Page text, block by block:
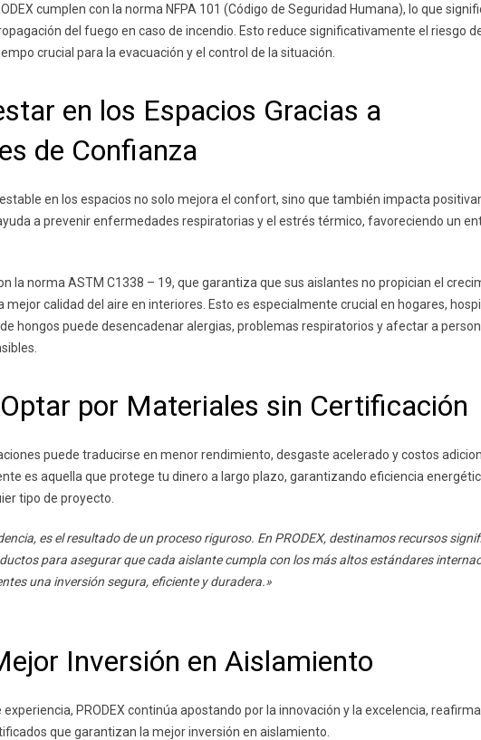
cumplen con la norma NFPA 101 (Código de Seguridad Humana), lo que
del fuego en caso de incendio. Esto reduce significativamente el riesgo
crucial para la evacuación y el control de la situación.
en los Espacios Gracias a
de Confianza
en los espacios no solo mejora el confort, sino que también impacta
a prevenir enfermedades respiratorias y el estrés térmico, favoreciendo un
la norma ASTM C1338 – 19, que garantiza que sus aislantes no propician el
mejor calidad del aire en interiores. Esto es especialmente crucial en hogares,
hongos puede desencadenar alergias, problemas respiratorios y afectar a
por Materiales sin Certificación
puede traducirse en menor rendimiento, desgaste acelerado y costos
es aquella que protege tu dinero a largo plazo, garantizando eficiencia
tipo de proyecto.
es el resultado de un proceso riguroso. En PRODEX, destinamos recursos
para asegurar que cada aislante cumpla con los más altos estándares
una inversión segura, eficiente y duradera.»
Inversión en Aislamiento
PRODEX continúa apostando por la innovación y la excelencia,
que garantizan la mejor inversión en aislamiento.